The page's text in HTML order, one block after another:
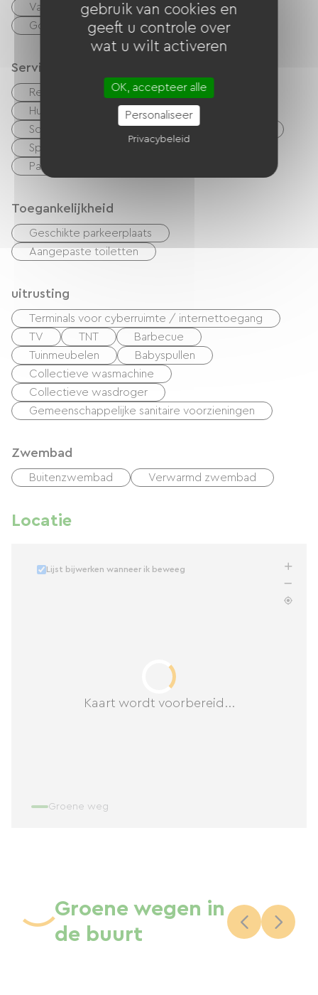
Vakantiebonnen (ANCV)
overdracht
Goede CAF
Services
Restauratie rapide
Bar
Huisdieren toegelaten
Vellen te huur
Schoonmaak met toeslag
Fietsenverhuur
Speelkamer
Tv kamer
Parkeerplaats voor campers
Toegankelijkheid
Geschikte parkeerplaats
Aangepaste toiletten
uitrusting
Terminals voor cyberruimte / internettoegang
TV
TNT
Barbecue
Tuinmeubelen
Babyspullen
Collectieve wasmachine
Collectieve wasdroger
Gemeenschappelijke sanitaire voorzieningen
Zwembad
Buitenzwembad Verwarmd zwembad
Locatie
Kaart wordt voorbereid...
Lijst bijwerken wanneer ik beweeg
Groene weg
Groene wegen in
de buurt
gebruik van cookies en
geeft u controle over
wat u wilt activeren
OK, accepteer alle
Personaliseer
Privacybeleid